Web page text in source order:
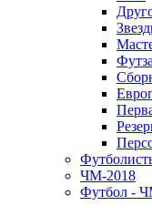
ЧМ-2018
Футбол -